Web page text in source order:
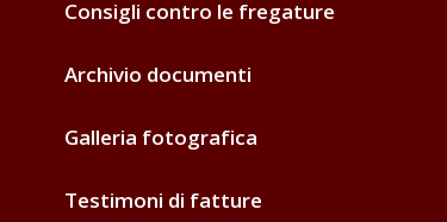
Consigli contro le fregature
Archivio documenti
Galleria fotografica
Testimoni di fatture